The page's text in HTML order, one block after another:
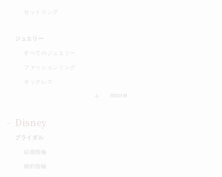
セットリング
ジュエリー
すべてのジュエリー
ファッションリング
ネックレス
Disney
ブライダル
結婚指輪
婚約指輪